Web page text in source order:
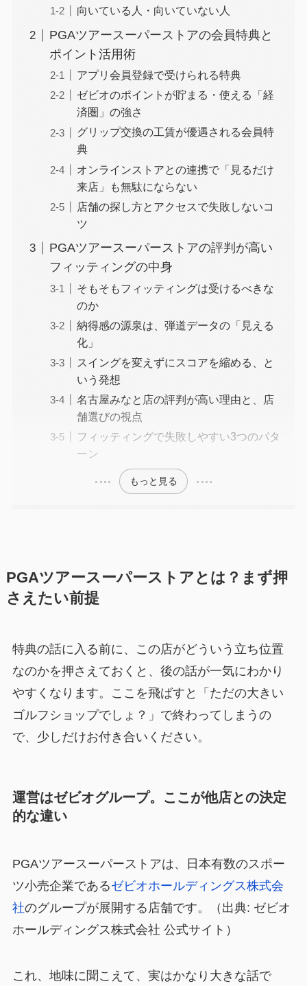
向いている人・向いていない人
PGAツアースーパーストアの会員特典と
ポイント活用術
アプリ会員登録で受けられる特典
ゼビオのポイントが貯まる・使える「経
済圏」の強さ
グリップ交換の工賃が優遇される会員特
典
オンラインストアとの連携で「見るだけ
来店」も無駄にならない
店舗の探し方とアクセスで失敗しないコ
ツ
PGAツアースーパーストアの評判が高い
フィッティングの中身
そもそもフィッティングは受けるべきな
のか
納得感の源泉は、弾道データの「見える
化」
スイングを変えずにスコアを縮める、と
いう発想
名古屋みなと店の評判が高い理由と、店
舗選びの視点
フィッティングで失敗しやすい3つのパタ
ーン
もっと見る
PGAツアースーパーストアとは？まず押
さえたい前提
特典の話に入る前に、この店がどういう立ち位置
なのかを押さえておくと、後の話が一気にわかり
やすくなります。ここを飛ばすと「ただの大きい
ゴルフショップでしょ？」で終わってしまうの
で、少しだけお付き合いください。
運営はゼビオグループ。ここが他店との決定
的な違い
PGAツアースーパーストアは、日本有数のスポー
ツ小売企業であるゼビオホールディングス株式会
社のグループが展開する店舗です。（出典: ゼビオ
ホールディングス株式会社 公式サイト）
これ、地味に聞こえて、実はかなり大きな話で